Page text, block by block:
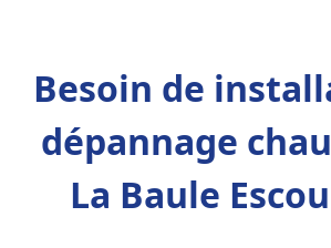
Besoin de
dépannage
La Baule